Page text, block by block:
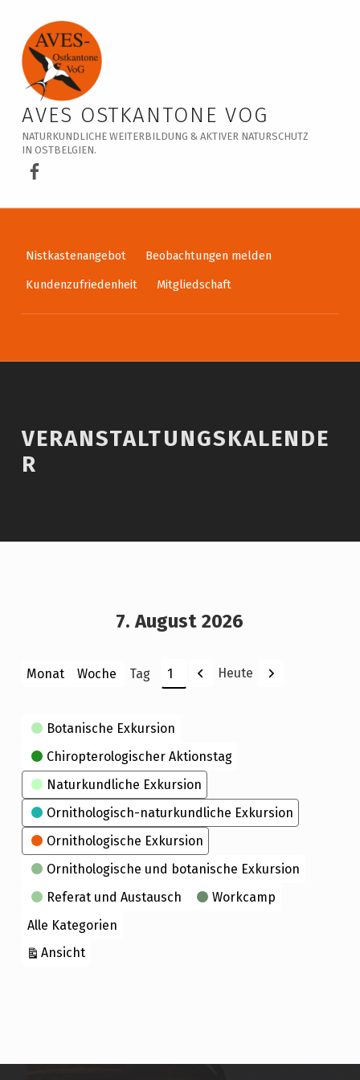
Veranstaltungskalender – AVES Ostkantone VoG
AVES OSTKANTONE VOG
NATURKUNDLICHE WEITERBILDUNG & AKTIVER NATURSCHUTZ
IN OSTBELGIEN.
AVES Ostkantone bei Facebook
Nistkastenangebot
Beobachtungen melden
Kundenzufriedenheit
Mitgliedschaft
VERANSTALTUNGSKALENDE
R
7. August 2026
Monat Woche Tag
Monat
Tag
Jahr
Zurück
Heute Weiter
Kategorien
Botanische Exkursion
Chiropterologischer Aktionstag
Naturkundliche Exkursion
Ornithologisch-naturkundliche Exkursion
Ornithologische Exkursion
Ornithologische und botanische Exkursion
Referat und Austausch
Workcamp
Alle Kategorien
Ansichtausdrucken